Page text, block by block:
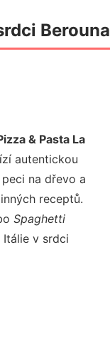
Berouna
& Pasta La
autentickou
na dřevo a
receptů.
Spaghetti
v srdci